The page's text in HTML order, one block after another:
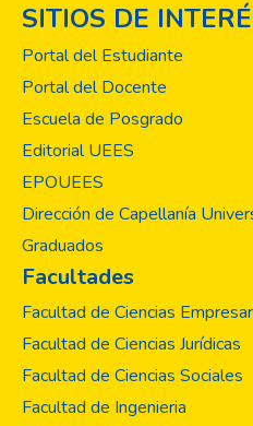
perciben la
conveniente
de las tiendas
significativa en
seguir
tiendas,
información de
diversos
SITIOS DE
Portal del Estudiante
Portal del Docente
Escuela de Posgrado
Editorial UEES
EPOUEES
Dirección de Capellanía
Graduados
Facultades
Facultad de Ciencias
Facultad de Ciencias Jurídicas
Facultad de Ciencias Sociales
Facultad de Ingenieria